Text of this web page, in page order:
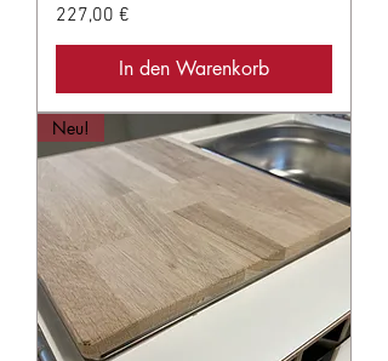
Preis
227,00 €
In den Warenkorb
Neu!